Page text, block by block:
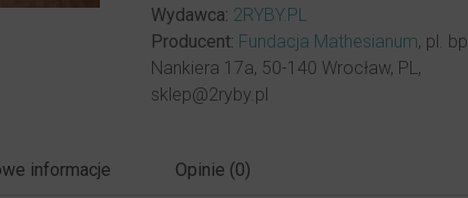
Wydawca: 2RYBY.PL
Producent: Fundacja Mathesianum, pl. bp.
Nankiera 17a, 50-140 Wrocław, PL,
sklep@2ryby.pl
informacje Opinie (0)